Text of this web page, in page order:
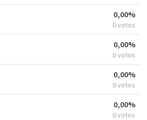
0,00%
0 votos
0,00%
0 votos
0,00%
0 votos
0,00%
0 votos